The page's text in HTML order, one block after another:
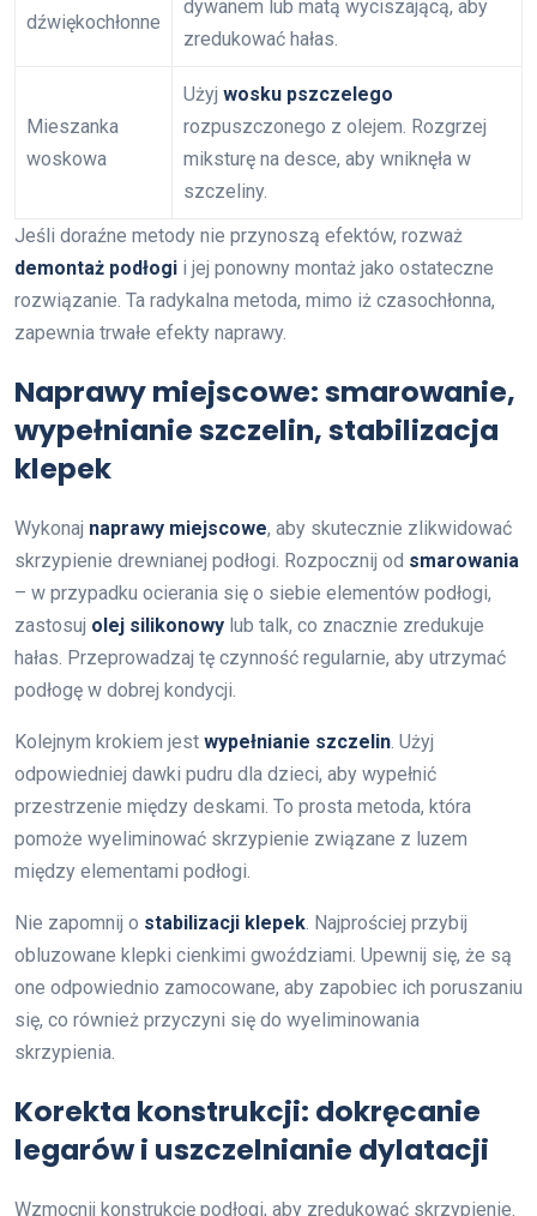
dźwiękochłonne
dywanem lub matą wyciszającą, aby
zredukować hałas.
Mieszanka
woskowa
Użyj wosku pszczelego
rozpuszczonego z olejem. Rozgrzej
miksturę na desce, aby wniknęła w
szczeliny.
Jeśli doraźne metody nie przynoszą efektów, rozważ
demontaż podłogi i jej ponowny montaż jako ostateczne
rozwiązanie. Ta radykalna metoda, mimo iż czasochłonna,
zapewnia trwałe efekty naprawy.
Naprawy miejscowe: smarowanie,
wypełnianie szczelin, stabilizacja
klepek
Wykonaj naprawy miejscowe, aby skutecznie zlikwidować
skrzypienie drewnianej podłogi. Rozpocznij od smarowania
– w przypadku ocierania się o siebie elementów podłogi,
zastosuj olej silikonowy lub talk, co znacznie zredukuje
hałas. Przeprowadzaj tę czynność regularnie, aby utrzymać
podłogę w dobrej kondycji.
Kolejnym krokiem jest wypełnianie szczelin. Użyj
odpowiedniej dawki pudru dla dzieci, aby wypełnić
przestrzenie między deskami. To prosta metoda, która
pomoże wyeliminować skrzypienie związane z luzem
między elementami podłogi.
Nie zapomnij o stabilizacji klepek. Najprościej przybij
obluzowane klepki cienkimi gwoździami. Upewnij się, że są
one odpowiednio zamocowane, aby zapobiec ich poruszaniu
się, co również przyczyni się do wyeliminowania
skrzypienia.
Korekta konstrukcji: dokręcanie
legarów i uszczelnianie dylatacji
Wzmocnij konstrukcję podłogi, aby zredukować skrzypienie.